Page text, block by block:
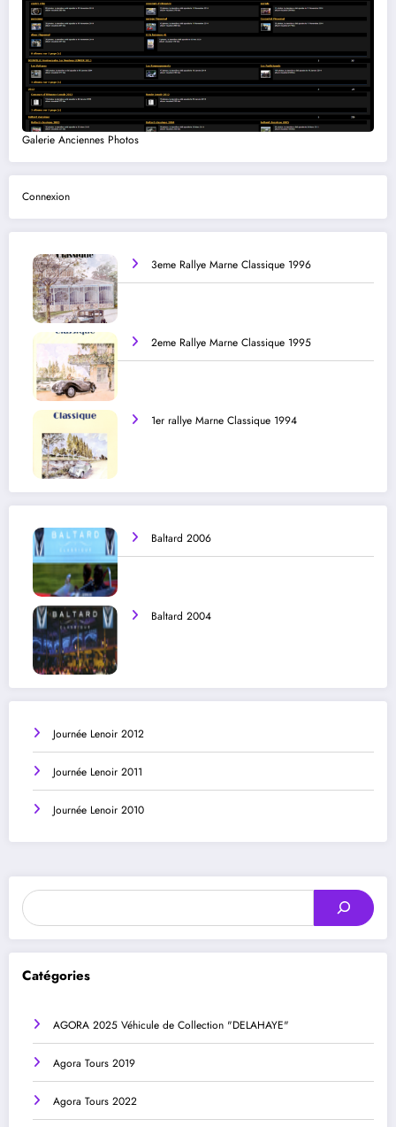
Galerie Anciennes Photos
Connexion
3eme Rallye Marne Classique 1996
2eme Rallye Marne Classique 1995
1er rallye Marne Classique 1994
Baltard 2006
Baltard 2004
Journée Lenoir 2012
Journée Lenoir 2011
Journée Lenoir 2010
Rechercher
Catégories
AGORA 2025 Véhicule de Collection "DELAHAYE"
Agora Tours 2019
Agora Tours 2022